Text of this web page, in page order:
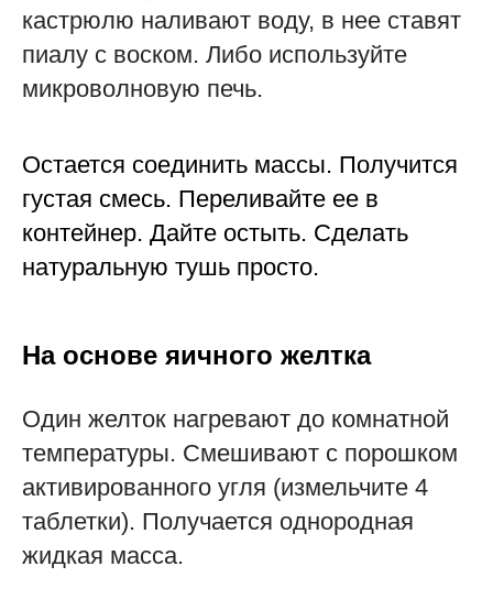
кастрюлю наливают воду, в нее ставят
пиалу с воском. Либо используйте
микроволновую печь.
Остается соединить массы. Получится
густая смесь. Переливайте ее в
контейнер. Дайте остыть. Сделать
натуральную тушь просто.
На основе яичного желтка
Один желток нагревают до комнатной
температуры. Смешивают с порошком
активированного угля (измельчите 4
таблетки). Получается однородная
жидкая масса.